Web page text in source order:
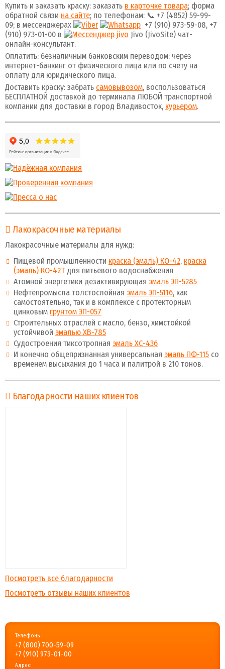
Купить и заказать краску: заказать в карточке товара; форма
обратной связи на сайте; по телефонам: 📞 +7 (4852) 59-99-
09; в мессенджерах
+7 (910) 973-59-08, +7
(910) 973-01-00 в
Jivo (JivoSite) чат-
онлайн-консультант.
Оплатить: безналичным банковским переводом: через
интернет-банкинг от физического лица или по счету на
оплату для юридического лица.
Доставить краску: забрать самовывозом, воспользоваться
БЕСПЛАТНОЙ доставкой до терминала ЛЮБОЙ транспортной
компании для доставки в город Владивосток, курьером.
Лакокрасочные материалы
Лакокрасочные материалы для нужд:
Пищевой промышленности краска (эмаль) КО-42, краска
(эмаль) КО-42Тдля питьевого водоснабжения
Атомной энергетики дезактивирующая эмаль ЭП-5285
Нефтепромысла толстослойная эмаль ЭП-5116, как
самостоятельно, так и в комплексе с протекторным
цинковым грунтом ЭП-057
Строительных отраслей с масло, бензо, химстойкой
устойчивой эмалью ХВ-785
Судостроения тиксотропная эмаль ХС-436
И конечно общепризнанная универсальная эмаль ПФ-115 со
временем высыхания до 1 часа и палитрой в 210 тонов.
Благодарности наших клиентов
Посмотреть все благодарности
Посмотреть отзывы наших клиентов
Телефоны:
+7 (800) 700-59-09
+7 (910) 973-01-00
Адрес: